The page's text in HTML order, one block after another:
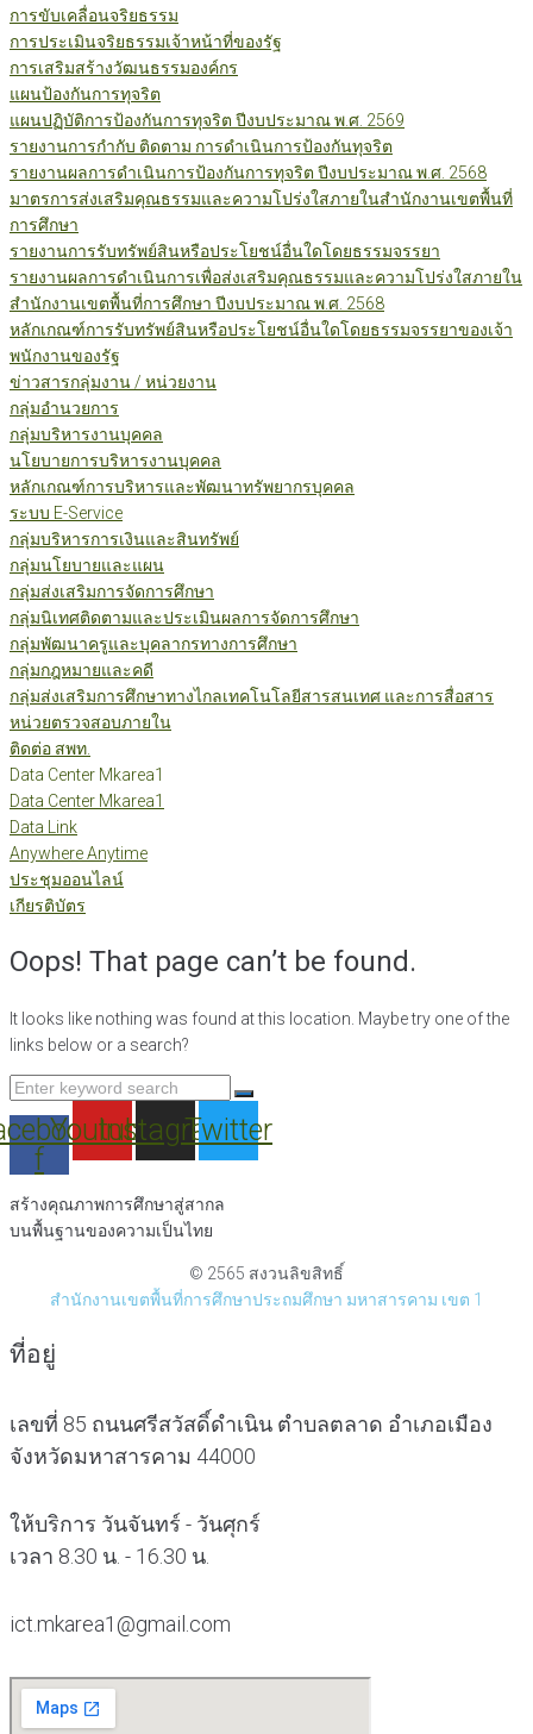
การขับเคลื่อนจริยธรรม
การประเมินจริยธรรมเจ้าหน้าที่ของรัฐ
การเสริมสร้างวัฒนธรรมองค์กร
แผนป้องกันการทุจริต
แผนปฏิบัติการป้องกันการทุจริต ปีงบประมาณ พ.ศ. 2569
รายงานการกำกับ ติดตาม การดำเนินการป้องกันทุจริต
รายงานผลการดำเนินการป้องกันการทุจริต ปีงบประมาณ พ.ศ. 2568
มาตรการส่งเสริมคุณธรรมและความโปร่งใสภายในสำนักงานเขตพื้นที่
การศึกษา
รายงานการรับทรัพย์สินหรือประโยชน์อื่นใดโดยธรรมจรรยา
รายงานผลการดำเนินการเพื่อส่งเสริมคุณธรรมและความโปร่งใสภายใน
สำนักงานเขตพื้นที่การศึกษา ปีงบประมาณ พ.ศ. 2568
หลักเกณฑ์การรับทรัพย์สินหรือประโยชน์อื่นใดโดยธรรมจรรยาของเจ้า
พนักงานของรัฐ
ข่าวสารกลุ่มงาน / หน่วยงาน
กลุ่มอำนวยการ
กลุ่มบริหารงานบุคคล
นโยบายการบริหารงานบุคคล
หลักเกณฑ์การบริหารและพัฒนาทรัพยากรบุคคล
ระบบ E-Service
กลุ่มบริหารการเงินและสินทรัพย์
กลุ่มนโยบายและแผน
กลุ่มส่งเสริมการจัดการศึกษา
กลุ่มนิเทศติดตามและประเมินผลการจัดการศึกษา
กลุ่มพัฒนาครูและบุคลากรทางการศึกษา
กลุ่มกฎหมายและคดี
กลุ่มส่งเสริมการศึกษาทางไกลเทคโนโลยีสารสนเทศ และการสื่อสาร
หน่วยตรวจสอบภายใน
ติดต่อ สพท.
Data Center Mkarea1
Data Center Mkarea1
Data Link
Anywhere Anytime
ประชุมออนไลน์
เกียรติบัตร
Oops! That page can’t be found.
It looks like nothing was found at this location. Maybe try one of the
links below or a search?
Search
for:
f
Youtube
Instagram
Twitter
สร้างคุณภาพการศึกษาสู่สากล
บนพื้นฐานของความเป็นไทย
© 2565 สงวนลิขสิทธิ์
สำนักงานเขตพื้นที่การศึกษาประถมศึกษา มหาสารคาม เขต 1
ที่อยู่
เลขที่ 85 ถนนศรีสวัสดิ์ดำเนิน ตำบลตลาด อำเภอเมือง
จังหวัดมหาสารคาม 44000
ให้บริการ วันจันทร์ - วันศุกร์
เวลา 8.30 น. - 16.30 น.
ict.mkarea1@gmail.com